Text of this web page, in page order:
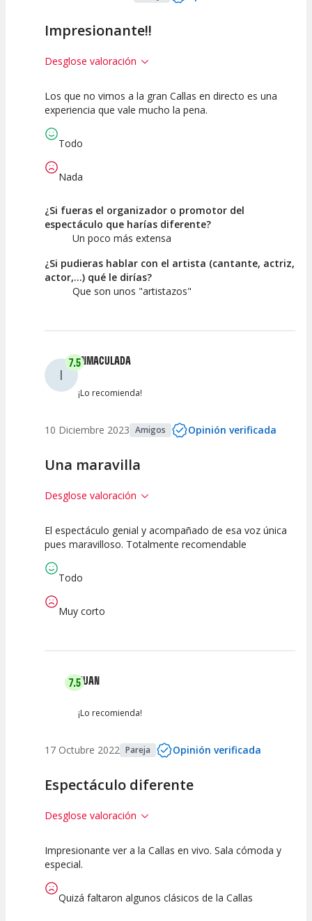
Impresionante!!
Desglose valoración
10
Espectáculo
10 10
Los que no vimos a la gran Callas en directo es una
experiencia que vale mucho la pena.
Todo
Nada
¿Si fueras el organizador o promotor del
espectáculo que harías diferente?
Un poco más extensa
¿Si pudieras hablar con el artista (cantante, actriz,
actor,...) qué le dirías?
Que son unos "artistazos"
I
7.5INMACULADA
¡Lo recomienda!
10 Diciembre 2023 Amigos Opinión verificada
Una maravilla
Desglose valoración
7.5
Espectáculo
7.5 7.5
El espectáculo genial y acompañado de esa voz única
pues maravilloso. Totalmente recomendable
Todo
Muy corto
7.5JUAN
¡Lo recomienda!
17 Octubre 2022 Pareja Opinión verificada
Espectáculo diferente
Desglose valoración
7.5
Espectáculo
7.5
Escena
7.5
artística
Impresionante ver a la Callas en vivo. Sala cómoda y
especial.
Quizá faltaron algunos clásicos de la Callas